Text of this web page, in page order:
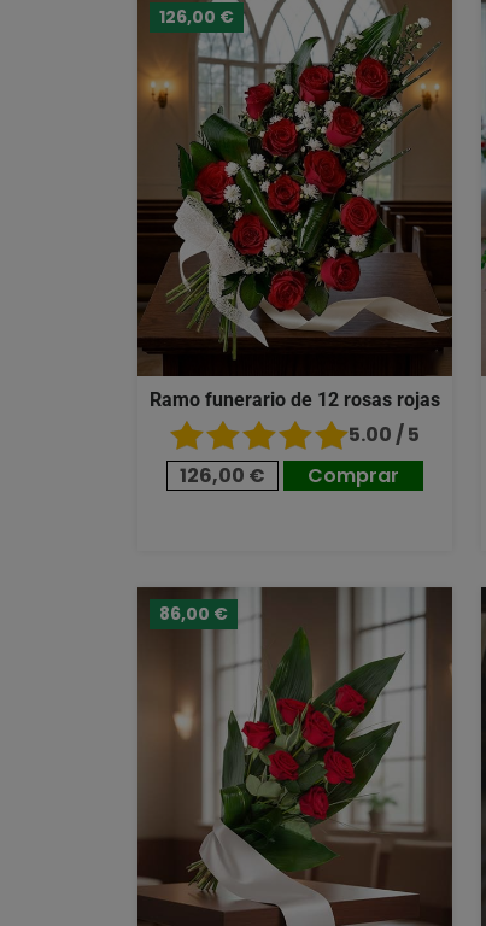
126,00 €
Ramo funerario de 12 rosas rojas
5.00 / 5
126,00 €
Comprar
86,00 €